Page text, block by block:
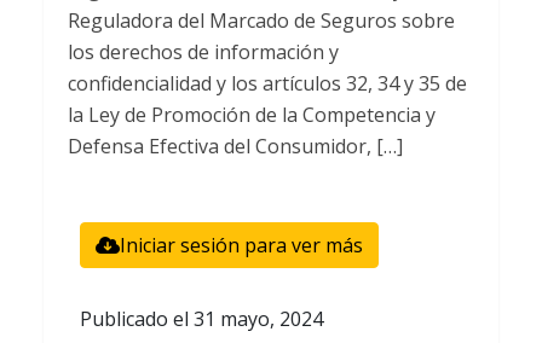
Reguladora del Marcado de Seguros sobre
los derechos de información y
confidencialidad y los artículos 32, 34 y 35 de
la Ley de Promoción de la Competencia y
Defensa Efectiva del Consumidor, […]
Iniciar sesión para ver más
Publicado el 31 mayo, 2024